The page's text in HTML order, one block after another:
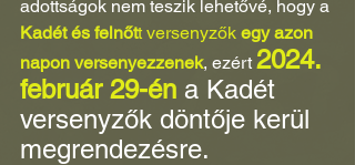
adottságok nem teszik lehetővé, hogy a
Kadét és felnőtt versenyzők egy azon
napon versenyezzenek, ezért 2024.
február 29-én a Kadét
versenyzők döntője kerül
megrendezésre.